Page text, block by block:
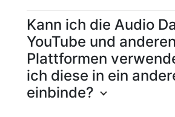
Kann ich die Audio
YouTube und
Plattformen
ich diese in ein
einbinde?